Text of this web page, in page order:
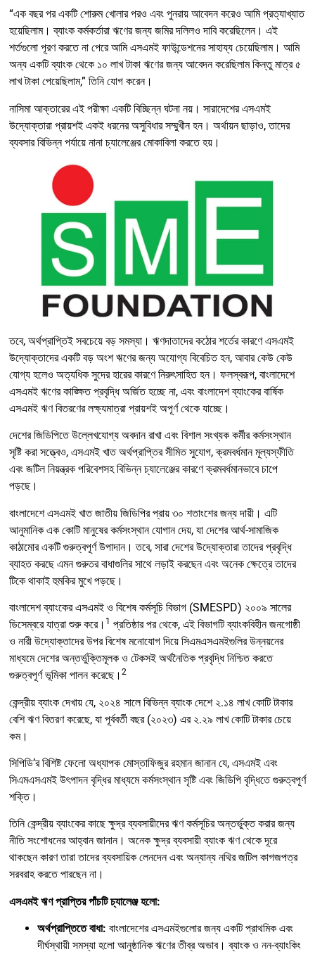
“এক বছর পর একটি শোরুম খোলার পরও এবং পুনরায় আবেদন করেও আমি প্রত্যাখ্যাত
হয়েছিলাম। ব্যাংক কর্মকর্তারা ঋণের জন্য জমির দলিলও দাবি করেছিলেন। এই
শর্তগুলো পূরণ করতে না পেরে আমি এসএমই ফাউন্ডেশনের সাহায্য চেয়েছিলাম। আমি
অন্য একটি ব্যাংক থেকে ১০ লাখ টাকা ঋণের জন্য আবেদন করেছিলাম কিন্তু মাত্র ৫
লাখ টাকা পেয়েছিলাম,” তিনি যোগ করেন।
নাসিমা আক্তারের এই পরীক্ষা একটি বিচ্ছিন্ন ঘটনা নয়। সারাদেশের এসএমই
উদ্যোক্তারা প্রায়শই একই ধরনের অসুবিধার সম্মুখীন হন। অর্থায়ন ছাড়াও, তাদের
ব্যবসার বিভিন্ন পর্যায়ে নানা চ্যালেঞ্জের মোকাবিলা করতে হয়।
তবে, অর্থপ্রাপ্তিই সবচেয়ে বড় সমস্যা। ঋণদাতাদের কঠোর শর্তের কারণে এসএমই
উদ্যোক্তাদের একটি বড় অংশ ঋণের জন্য অযোগ্য বিবেচিত হন, আবার কেউ কেউ
যোগ্য হলেও অত্যধিক সুদের হারের কারণে নিরুৎসাহিত হন। ফলস্বরূপ, বাংলাদেশে
এসএমই ঋণের কাঙ্ক্ষিত প্রবৃদ্ধি অর্জিত হচ্ছে না, এবং বাংলাদেশ ব্যাংকের বার্ষিক
এসএমই ঋণ বিতরণের লক্ষ্যমাত্রা প্রায়শই অপূর্ণ থেকে যাচ্ছে।
দেশের জিডিপিতে উল্লেখযোগ্য অবদান রাখা এবং বিশাল সংখ্যক কর্মীর কর্মসংস্থান
সৃষ্টি করা সত্ত্বেও, এসএমই খাত অর্থপ্রাপ্তির সীমিত সুযোগ, ক্রমবর্ধমান মূল্যস্ফীতি
এবং জটিল নিয়ন্ত্রক পরিবেশসহ বিভিন্ন চ্যালেঞ্জের কারণে ক্রমবর্ধমানভাবে চাপে
পড়ছে।
বাংলাদেশে এসএমই খাত জাতীয় জিডিপির প্রায় ৩০ শতাংশের জন্য দায়ী। এটি
আনুমানিক এক কোটি মানুষের কর্মসংস্থান যোগান দেয়, যা দেশের আর্থ-সামাজিক
কাঠামোর একটি গুরুত্বপূর্ণ উপাদান। তবে, সারা দেশের উদ্যোক্তারা তাদের প্রবৃদ্ধি
ব্যাহত করছে এমন গুরুতর বাধাগুলির সাথে লড়াই করছেন এবং অনেক ক্ষেত্রে তাদের
টিকে থাকাই হুমকির মুখে পড়ছে।
বাংলাদেশ ব্যাংকের এসএমই ও বিশেষ কর্মসূচি বিভাগ (SMESPD) ২০০৯ সালের
ডিসেম্বরে যাত্রা শুরু করে। 1 প্রতিষ্ঠার পর থেকে, এই বিভাগটি ব্যাংকবিহীন জনগোষ্ঠী
ও নারী উদ্যোক্তাদের উপর বিশেষ মনোযোগ দিয়ে সিএমএসএমইগুলির উন্নয়নের
মাধ্যমে দেশের অন্তর্ভুক্তিমূলক ও টেকসই অর্থনৈতিক প্রবৃদ্ধি নিশ্চিত করতে
গুরুত্বপূর্ণ ভূমিকা পালন করেছে। 2
কেন্দ্রীয় ব্যাংক দেখায় যে, ২০২৪ সালে বিভিন্ন ব্যাংক দেশে ২.১৪ লাখ কোটি টাকার
বেশি ঋণ বিতরণ করেছে, যা পূর্ববর্তী বছর (২০২৩) এর ২.২৯ লাখ কোটি টাকার চেয়ে
কম।
সিপিডি’র বিশিষ্ট ফেলো অধ্যাপক মোস্তাফিজুর রহমান জানান যে, এসএমই এবং
সিএমএসএমই উৎপাদন বৃদ্ধির মাধ্যমে কর্মসংস্থান সৃষ্টি এবং জিডিপি বৃদ্ধিতে গুরুত্বপূর্ণ
শক্তি।
তিনি কেন্দ্রীয় ব্যাংকের কাছে ক্ষুদ্র ব্যবসায়ীদের ঋণ কর্মসূচির অন্তর্ভুক্ত করার জন্য
নীতি সংশোধনের আহ্বান জানান। অনেক ক্ষুদ্র ব্যবসায়ী ব্যাংক ঋণ থেকে দূরে
থাকছেন কারণ তারা তাদের ব্যবসায়িক লেনদেন এবং অন্যান্য নথির জটিল কাগজপত্র
সরবরাহ করতে পারছেন না।
এসএমই ঋণ প্রাপ্তির পাঁচটি চ্যালেঞ্জ হলো:
অর্থপ্রাপ্তিতে বাধা: বাংলাদেশের এসএমইগুলোর জন্য একটি প্রাথমিক এবং
দীর্ঘস্থায়ী সমস্যা হলো আনুষ্ঠানিক ঋণের তীব্র অভাব। ব্যাংক ও নন-ব্যাংকিং